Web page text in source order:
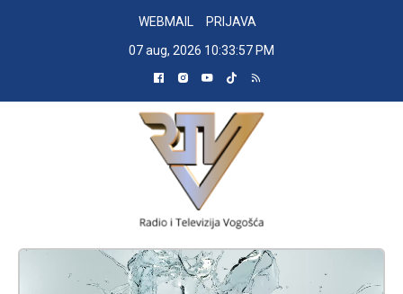
WEBMAIL
PRIJAVA
07 aug, 2026 10:33:58 PM
RADIO TELEVIZIJA VOGOŠĆA